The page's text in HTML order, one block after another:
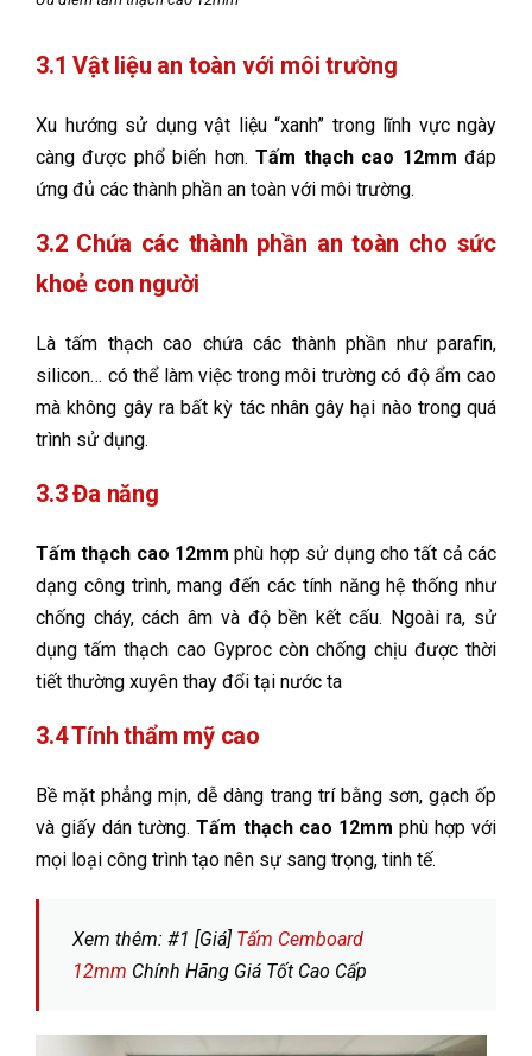
3.1 Vật liệu an toàn với môi trường
Xu hướng sử dụng vật liệu “xanh” trong lĩnh vực ngày
càng được phổ biến hơn.Tấm thạch cao 12mm đáp
ứng đủ các thành phần an toàn với môi trường.
3.2 Chứa các thành phần an toàn cho sức
khoẻ con người
Là tấm thạch cao chứa các thành phần như parafin,
silicon… có thể làm việc trong môi trường có độ ẩm cao
mà không gây ra bất kỳ tác nhân gây hại nào trong quá
trình sử dụng.
3.3 Đa năng
Tấm thạch cao 12mm phù hợp sử dụng cho tất cả các
dạng công trình, mang đến các tính năng hệ thống như
chống cháy, cách âm và độ bền kết cấu. Ngoài ra, sử
dụng tấm thạch cao Gyproc còn chống chịu được thời
tiết thường xuyên thay đổi tại nước ta
3.4 Tính thẩm mỹ cao
Bề mặt phẳng mịn, dễ dàng trang trí bằng sơn, gạch ốp
và giấy dán tường.Tấm thạch cao 12mm phù hợp với
mọi loại công trình tạo nên sự sang trọng, tinh tế.
Xem thêm: #1 [Giá] Tấm Cemboard
12mm Chính Hãng Giá Tốt Cao Cấp